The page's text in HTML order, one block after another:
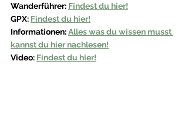
Wanderführer: Findest du hier!
GPX: Findest du hier!
Informationen: Alles was du wissen musst
kannst du hier nachlesen!
Video: Findest du hier!